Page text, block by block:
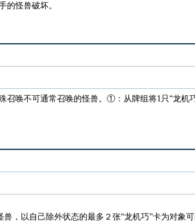
的怪兽破坏。
召唤不可通常召唤的怪兽。①：从牌组将1只“龙机
，以自己除外状态的最多２张“龙机巧”卡为对象可